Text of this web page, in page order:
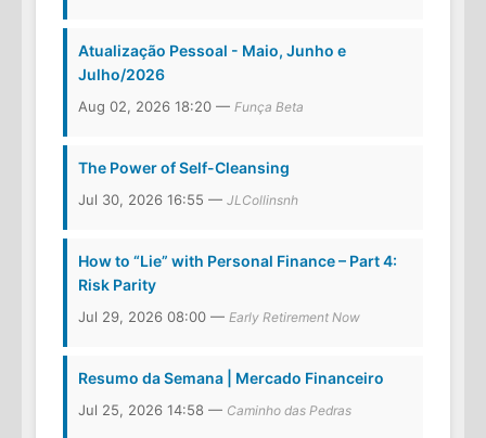
Atualização Pessoal - Maio, Junho e
Julho/2026
Aug 02, 2026 18:20 — Funça Beta
The Power of Self-Cleansing
Jul 30, 2026 16:55 — JLCollinsnh
How to “Lie” with Personal Finance – Part 4:
Risk Parity
Jul 29, 2026 08:00 — Early Retirement Now
Resumo da Semana | Mercado Financeiro
Jul 25, 2026 14:58 — Caminho das Pedras